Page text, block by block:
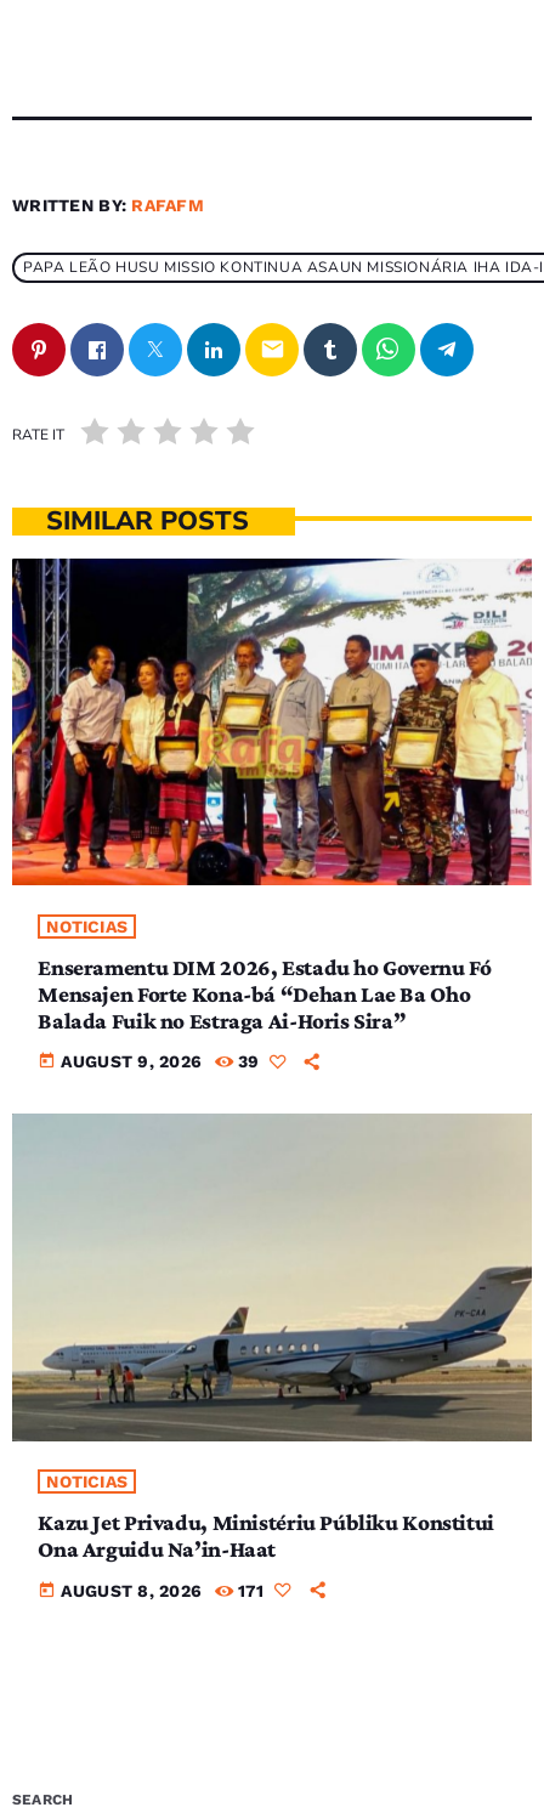
WRITTEN BY: RAFAFM
PAPA LEÃO HUSU MISSIO KONTINUA ASAUN MISSIONÁRIA IHA
email
RATE IT
SIMILAR POSTS
NOTICIAS
Enseramentu DIM 2026, Estadu ho Governu Fó
Mensajen Forte Kona-bá “Dehan Lae Ba Oho
Balada Fuik no Estraga Ai-Horis Sira”
today AUGUST 9, 2026 39
NOTICIAS
Kazu Jet Privadu, Ministériu Públiku Konstitui
Ona Arguidu Na’in-Haat
today AUGUST 8, 2026 171
SEARCH